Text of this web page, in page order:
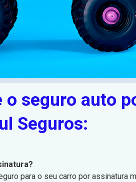
o seguro auto
Seguros:
para o seu carro por assinatura